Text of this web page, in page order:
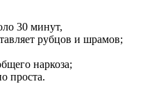
30 минут,
рубцов и шрамов;
наркоза;
проста.